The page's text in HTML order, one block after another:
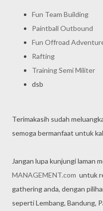
Fun Team Building
Paintball Outbound
Fun Offroad
Rafting
Training Semi Militer
dsb
Terimakasih sudah
semoga bermanfaat untuk
Jangan lupa kunjungi laman
MANAGEMENT.com untuk
gathering anda, dengan
seperti Lembang, Bandung,